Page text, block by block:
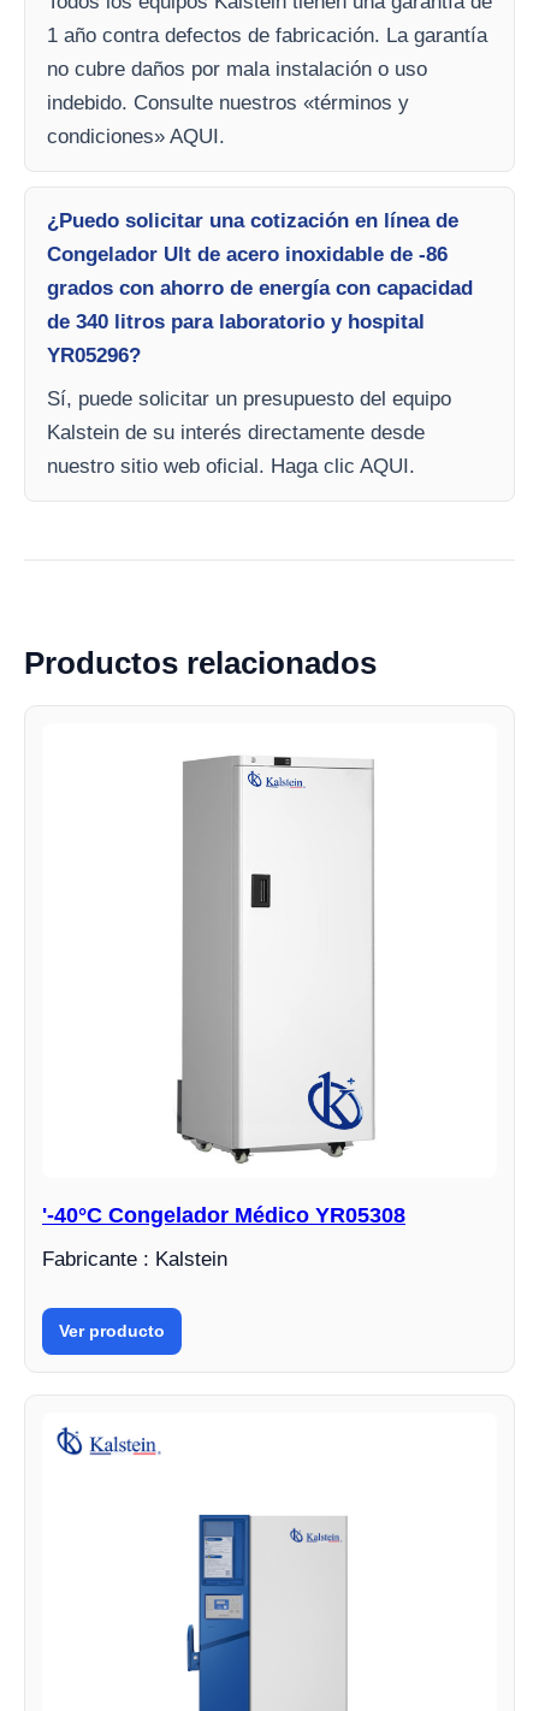
1 año contra defectos de fabricación. La garantía
no cubre daños por mala instalación o uso
indebido. Consulte nuestros «términos y
condiciones» AQUI.
¿Puedo solicitar una cotización en línea de
Congelador Ult de acero inoxidable de -86
grados con ahorro de energía con capacidad
de 340 litros para laboratorio y hospital
YR05296?
Sí, puede solicitar un presupuesto del equipo
Kalstein de su interés directamente desde
nuestro sitio web oficial. Haga clic AQUI.
Productos relacionados
'-40°C Congelador Médico YR05308
Fabricante : Kalstein
Ver producto